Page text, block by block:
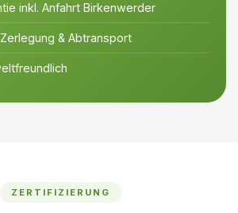
inkl. Anfahrt Birkenwerder
& Abtransport
ZERTIFIZIERUNG